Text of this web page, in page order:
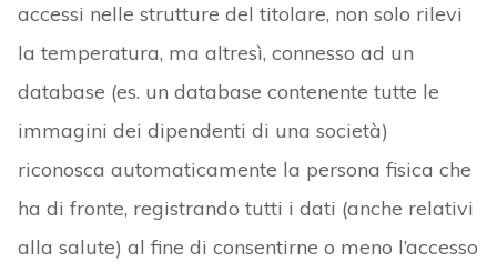
accessi nelle strutture del titolare, non solo rilevi
la temperatura, ma altresì, connesso ad un
database (es. un database contenente tutte le
immagini dei dipendenti di una società)
riconosca automaticamente la persona fisica che
ha di fronte, registrando tutti i dati (anche relativi
alla salute) al fine di consentirne o meno l’accesso